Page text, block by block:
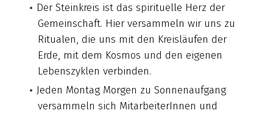
Der Steinkreis ist das spirituelle Herz der
Gemeinschaft. Hier versammeln wir uns zu
Ritualen, die uns mit den Kreisläufen der
Erde, mit dem Kosmos und den eigenen
Lebenszyklen verbinden.
Jeden Montag Morgen zu Sonnenaufgang
versammeln sich MitarbeiterInnen und